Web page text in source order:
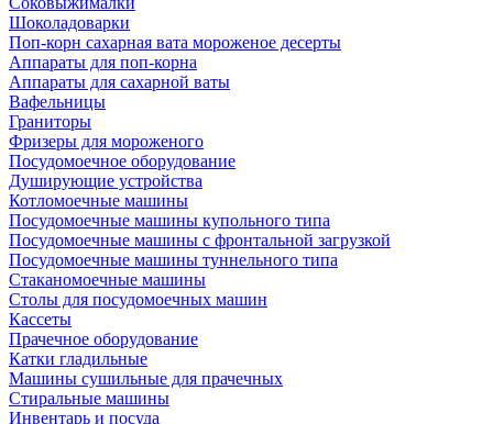
Шоколадоварки
Поп-корн сахарная вата мороженое десерты
Аппараты для поп-корна
Аппараты для сахарной ваты
Вафельницы
Граниторы
Фризеры для мороженого
Посудомоечное оборудование
Душирующие устройства
Котломоечные машины
Посудомоечные машины купольного типа
Посудомоечные машины с фронтальной загрузкой
Посудомоечные машины туннельного типа
Стаканомоечные машины
Столы для посудомоечных машин
Кассеты
Прачечное оборудование
Катки гладильные
Машины сушильные для прачечных
Стиральные машины
Инвентарь и посуда